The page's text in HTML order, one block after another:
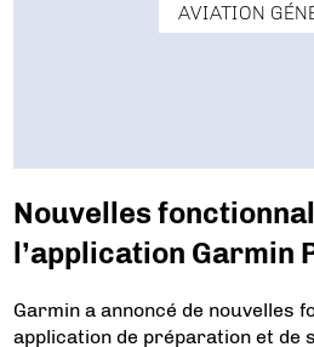
AVIATION
Nouvelles
l’application Garmin
Garmin a annoncé de nouvelles
application de préparation et de